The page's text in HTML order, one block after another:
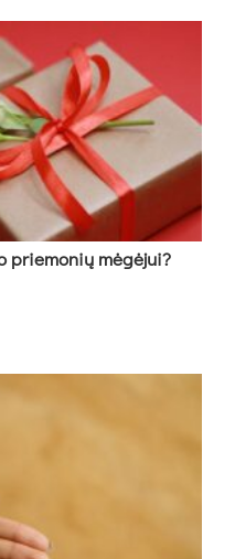
priemonių mėgėjui?